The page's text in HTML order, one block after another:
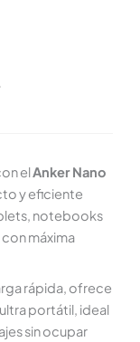
elAnker Nano
y eficiente
notebooks
máxima
rápida, ofrece
portátil, ideal
sin ocupar